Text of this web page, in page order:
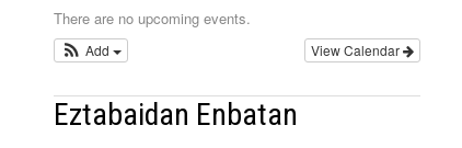
There are no upcoming events.
View Calendar
Add
Eztabaidan Enbatan